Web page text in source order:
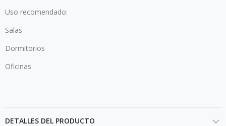
Uso recomendado:
Salas
Dormitorios
Oficinas
DETALLES DEL PRODUCTO